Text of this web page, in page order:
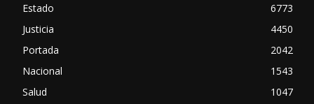
Estado
6773
Justicia
4450
Portada
2042
Nacional
1543
Salud
1047